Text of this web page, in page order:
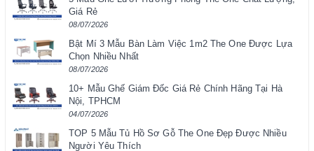
Giá Rẻ
08/07/2026
Bật Mí 3 Mẫu Bàn Làm Việc 1m2 The One Được Lựa
Chọn Nhiều Nhất
08/07/2026
10+ Mẫu Ghế Giám Đốc Giá Rẻ Chính Hãng Tại Hà
Nội, TPHCM
04/07/2026
TOP 5 Mẫu Tủ Hồ Sơ Gỗ The One Đẹp Được Nhiều
Người Yêu Thích